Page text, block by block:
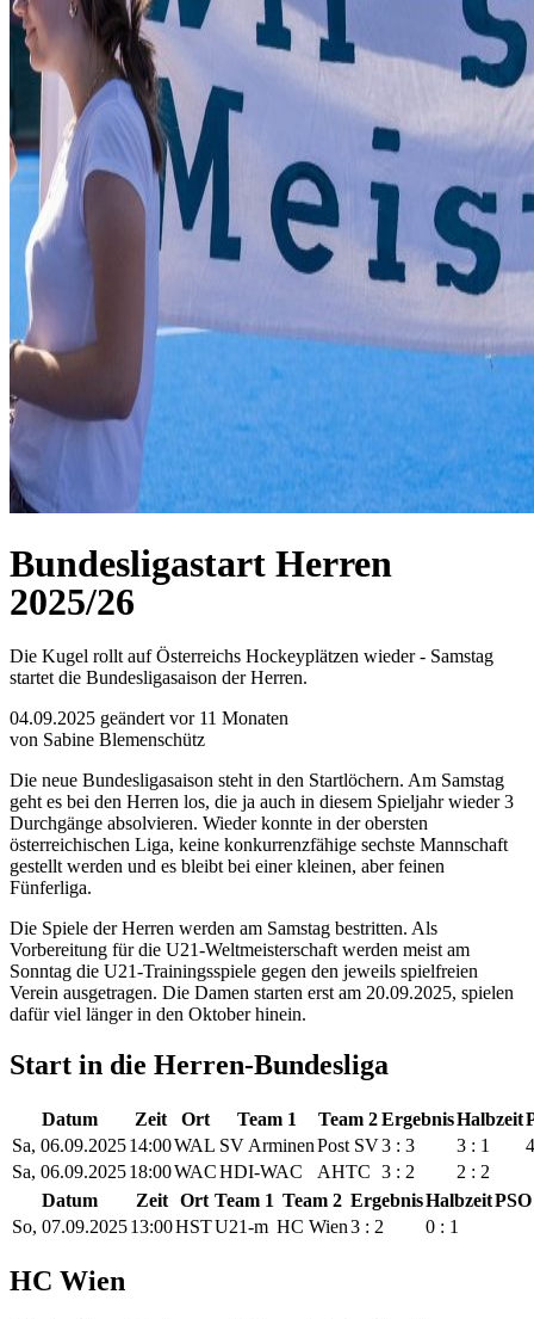
Bundesligastart Herren
2025/26
Die Kugel rollt auf Österreichs Hockeyplätzen wieder - Samstag
startet die Bundesligasaison der Herren.
04.09.2025 geändert vor 11 Monaten
von Sabine Blemenschütz
Die neue Bundesligasaison steht in den Startlöchern. Am Samstag
geht es bei den Herren los, die ja auch in diesem Spieljahr wieder 3
Durchgänge absolvieren. Wieder konnte in der obersten
österreichischen Liga, keine konkurrenzfähige sechste Mannschaft
gestellt werden und es bleibt bei einer kleinen, aber feinen
Fünferliga.
Die Spiele der Herren werden am Samstag bestritten. Als
Vorbereitung für die U21-Weltmeisterschaft werden meist am
Sonntag die U21-Trainingsspiele gegen den jeweils spielfreien
Verein ausgetragen. Die Damen starten erst am 20.09.2025, spielen
dafür viel länger in den Oktober hinein.
Start in die Herren-Bundesliga
Datum Zeit Ort Team 1 Team 2ErgebnisHalbzeit
Sa, 06.09.202514:00WAL SV ArminenPost SV3 : 3 3 : 1
Sa, 06.09.202518:00WACHDI-WAC AHTC 3 : 2
2 : 2
Datum
Zeit Ort Team 1 Team 2 ErgebnisHalbzeitPSO
So, 07.09.202513:00HSTU21-m HC Wien3 : 2 0 : 1
HC Wien